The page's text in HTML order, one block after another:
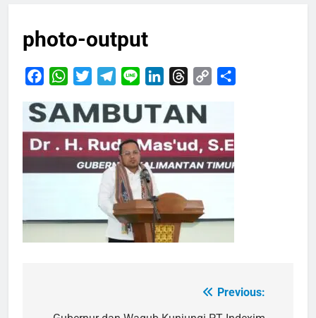
photo-output
FacebookWhatsApp
TwitterTelegram
Line LinkedInThreads
Copy
Previous: